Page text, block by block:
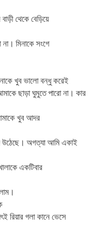
থেকে বেড়িয়ে
মিনাকে সংগে
খুব ভালো বন্ধু করেই
ছাড়া ঘুমুতে পারো না। কার
খুব আদর
অগত্যা আমি একাই
একটিবার
রিয়ার গলা কানে ভেসে